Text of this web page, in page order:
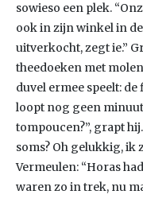
sowieso een plek.
ook in zijn winkel in
uitverkocht, zegt ie.”
theedoeken met
duvel ermee speelt:
loopt nog geen
tompoucen?”, grapt
soms? Oh gelukkig,
Vermeulen: “Horas
waren zo in trek, nu